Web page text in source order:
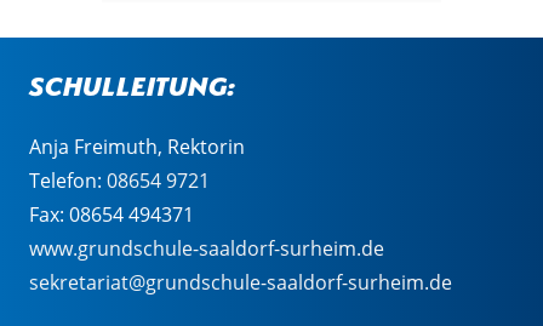
Schulleitung:
Anja Freimuth, Rektorin
Telefon: 08654 9721
Fax: 08654 494371
www.grundschule-saaldorf-surheim.de
sekretariat@grundschule-saaldorf-surheim.de